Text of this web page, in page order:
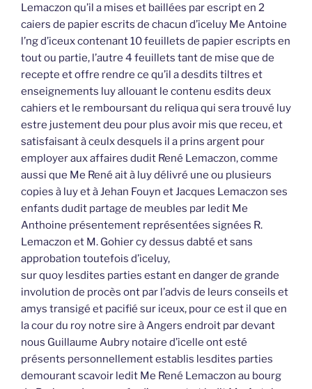
Lemaczon qu’il a mises et baillées par escript en 2
caiers de papier escrits de chacun d’iceluy Me Antoine
l’ng d’iceux contenant 10 feuillets de papier escripts en
tout ou partie, l’autre 4 feuillets tant de mise que de
recepte et offre rendre ce qu’il a desdits tiltres et
enseignements luy allouant le contenu esdits deux
cahiers et le remboursant du reliqua qui sera trouvé luy
estre justement deu pour plus avoir mis que receu, et
satisfaisant à ceulx desquels il a prins argent pour
employer aux affaires dudit René Lemaczon, comme
aussi que Me René ait à luy délivré une ou plusieurs
copies à luy et à Jehan Fouyn et Jacques Lemaczon ses
enfants dudit partage de meubles par ledit Me
Anthoine présentement représentées signées R.
Lemaczon et M. Gohier cy dessus dabté et sans
approbation toutefois d’iceluy,
sur quoy lesdites parties estant en danger de grande
involution de procès ont par l’advis de leurs conseils et
amys transigé et pacifié sur iceux, pour ce est il que en
la cour du roy notre sire à Angers endroit par devant
nous Guillaume Aubry notaire d’icelle ont esté
présents personnellement establis lesdites parties
demourant scavoir ledit Me René Lemaczon au bourg